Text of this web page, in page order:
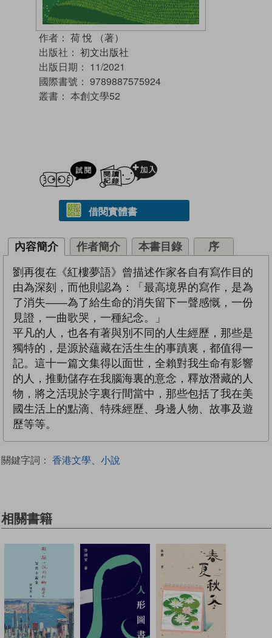
作者： 荷 悅 （著）
出版社： 初文出版社
出版日期： 11/2021
國際書號： 9789887575924
叢書： 本創文學52
試閲
借閱實體書
內容簡介 作者簡介 本書目錄 序
劉再復在《紅樓夢語》曾描述作家各自有寫作目的
由為深刻，而他則認為：「最高境界的寫作，是為
了消失——為了給生命的消失留下一聲感慨，一份
見證，一曲歌哭，一種紀念。」
平凡的人，也各有著與別不同的人生經歷，那些是
獨特的，是源於蘊藏在活生生的事蹟裏，都值得一
記。這十一篇文集得以面世，全賴對我生命有影響
的人，推動儲存在我腦海裏的意念，釋放潛藏的人
物，將之活現於字裏行間當中，那些包括了我在美
國生活上的點滴、特殊經歷、身邊人物、故事及遊
歷等等。
關鍵字詞： 香港文學、小說
相關書籍